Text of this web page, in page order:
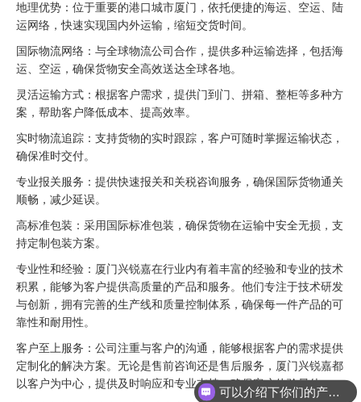
地理优势：位于重要的港口城市厦门，依托便捷的海运、空运、陆
运网络，快速实现国内外运输，缩短交货时间。
国际物流网络：与全球物流公司合作，提供多种运输选择，包括海
运、空运，确保货物安全高效送达全球各地。
灵活运输方式：根据客户需求，提供门到门、拼箱、整柜等多种方
案，帮助客户降低成本、提高效率。
实时物流追踪：支持货物的实时跟踪，客户可随时掌握运输状态，
确保准时交付。
专业报关服务：提供快速报关和关税咨询服务，确保国际货物通关
顺畅，减少延误。
高标准包装：采用国际标准包装，确保货物在运输中安全无损，支
持定制包装方案。
专业性和经验：厦门兴锐嘉在行业内有着丰富的经验和专业的技术
积累，能够为客户提供高质量的产品和服务。他们专注于技术研发
与创新，拥有完善的生产线和质量控制体系，确保每一件产品的可
靠性和耐用性。
客户至上服务：公司注重与客户的沟通，能够根据客户的需求提供
定制化的解决方案。无论是售前咨询还是售后服务，厦门兴锐嘉都
以客户为中心，提供及时响应和专业支持，确保客户体验最佳。
可以介绍下你们的产品么